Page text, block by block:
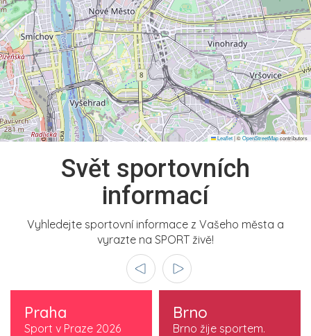
Leaflet|©OpenStreetMapcontributors
Svět sportovních
informací
Vyhledejte sportovní informace z Vašeho města a
vyrazte na SPORT živě!
Praha
Sport v Praze 2026
Brno
Brno žije sportem.